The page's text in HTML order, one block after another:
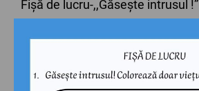
Fișă de lucru-,,Găsește intrusul !”